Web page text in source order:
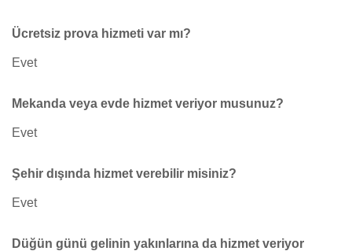
Ücretsiz prova hizmeti var mı?
Evet
Mekanda veya evde hizmet veriyor musunuz?
Evet
Şehir dışında hizmet verebilir misiniz?
Evet
Düğün günü gelinin yakınlarına da hizmet veriyor